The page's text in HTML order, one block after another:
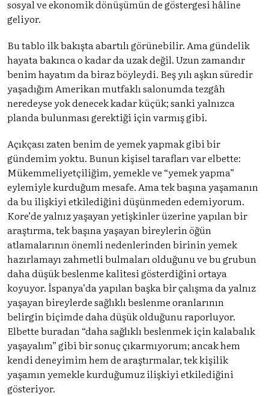
sosyal ve ekonomik dönüşümün de göstergesi hâline
geliyor.
Bu tablo ilk bakışta abartılı görünebilir. Ama gündelik
hayata bakınca o kadar da uzak değil. Uzun zamandır
benim hayatım da biraz böyleydi. Beş yılı aşkın süredir
yaşadığım Amerikan mutfaklı salonumda tezgâh
neredeyse yok denecek kadar küçük; sanki yalnızca
planda bulunması gerektiği için varmış gibi.
Açıkçası zaten benim de yemek yapmak gibi bir
gündemim yoktu. Bunun kişisel tarafları var elbette:
Mükemmeliyetçiliğim, yemekle ve “yemek yapma”
eylemiyle kurduğum mesafe. Ama tek başına yaşamanın
da bu ilişkiyi etkilediğini düşünmeden edemiyorum.
Kore’de yalnız yaşayan yetişkinler üzerine yapılan bir
araştırma, tek başına yaşayan bireylerin öğün
atlamalarının önemli nedenlerinden birinin yemek
hazırlamayı zahmetli bulmaları olduğunu ve bu grubun
daha düşük beslenme kalitesi gösterdiğini ortaya
koyuyor. İspanya’da yapılan başka bir çalışma da yalnız
yaşayan bireylerde sağlıklı beslenme oranlarının
belirgin biçimde daha düşük olduğunu raporluyor.
Elbette buradan “daha sağlıklı beslenmek için kalabalık
yaşayalım” gibi bir sonuç çıkarmıyorum; ancak hem
kendi deneyimim hem de araştırmalar, tek kişilik
yaşamın yemekle kurduğumuz ilişkiyi etkilediğini
gösteriyor.